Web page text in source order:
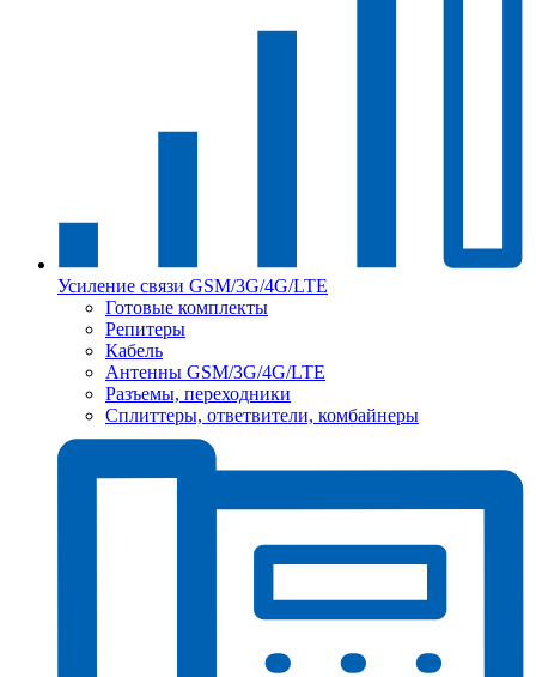
Усиление связи GSM/3G/4G/LTE
Готовые комплекты
Репитеры
Кабель
Антенны GSM/3G/4G/LTE
Разъемы, переходники
Сплиттеры, ответвители, комбайнеры